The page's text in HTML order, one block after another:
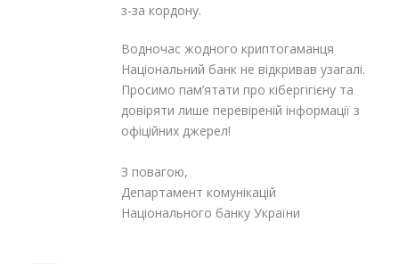
з-за кордону.
Водночас жодного криптогаманця
Національний банк не відкривав узагалі.
Просимо пам’ятати про кібергігієну та
довіряти лише перевіреній інформації з
офіційних джерел!
З повагою,
Департамент комунікацій
Національного банку України